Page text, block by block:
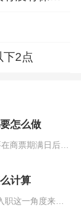
下2点
怎么做
计算